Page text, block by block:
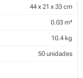
44 x 21 x 33 cm
0.03 m³
10.4 kg
50 unidades